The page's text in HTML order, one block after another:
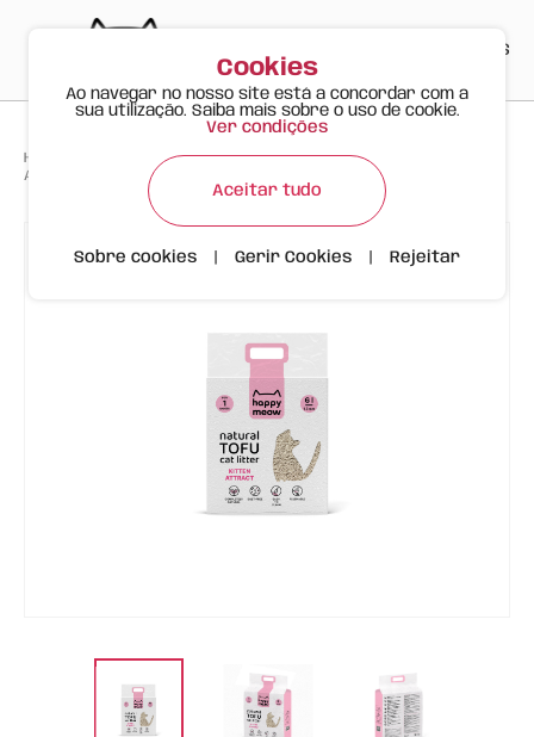
ES
Happy Meow Produtos > >
Areia Tofu Aglomerante Gatinhos Kitten Attract - Happy Meow
Cookies
Ao navegar no nosso site está a concordar com a
sua utilização. Saiba mais sobre o uso de cookie.
Ver condições
Aceitar tudo
Sobre cookies Gerir Cookies Rejeitar